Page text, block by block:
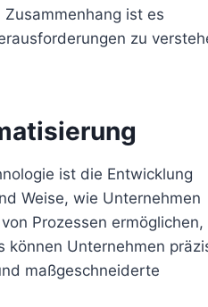
ist es
zu
ist die Entwicklung
Weise, wie Unternehmen
Prozessen ermöglichen,
Unternehmen
maßgeschneiderte